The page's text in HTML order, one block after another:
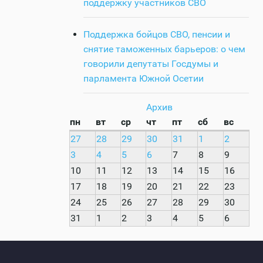
поддержку участников СВО
Поддержка бойцов СВО, пенсии и
снятие таможенных барьеров: о чем
говорили депутаты Госдумы и
парламента Южной Осетии
Архив
пн
вт ср чт пт сб
вс
27
28 29 30 31 1
2
3
4 5 6 7 8
9
10
11 12 13 14 15
16
17
18 19 20 21 22
23
24
25 26 27 28 29
30
31
1 2 3 4 5 6